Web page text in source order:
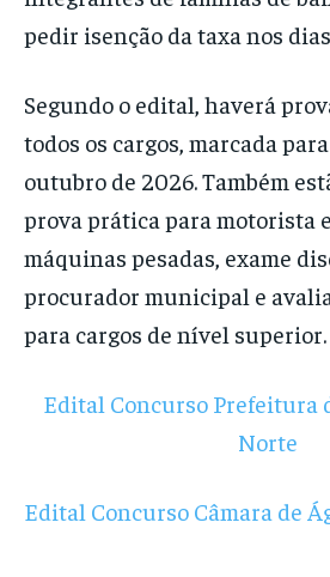
pedir isenção da taxa nos
Segundo o edital, haverá
todos os cargos, marcada
outubro de 2026. Também
prova prática para motorista
máquinas pesadas, exame
procurador municipal e
para cargos de nível superior.
Edital Concurso Prefeitura
Norte
Edital Concurso Câmara de